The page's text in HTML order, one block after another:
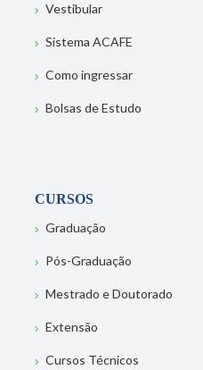
Vestibular
Sistema ACAFE
Como ingressar
Bolsas de Estudo
CURSOS
Graduação
Pós-Graduação
Mestrado e Doutorado
Extensão
Cursos Técnicos